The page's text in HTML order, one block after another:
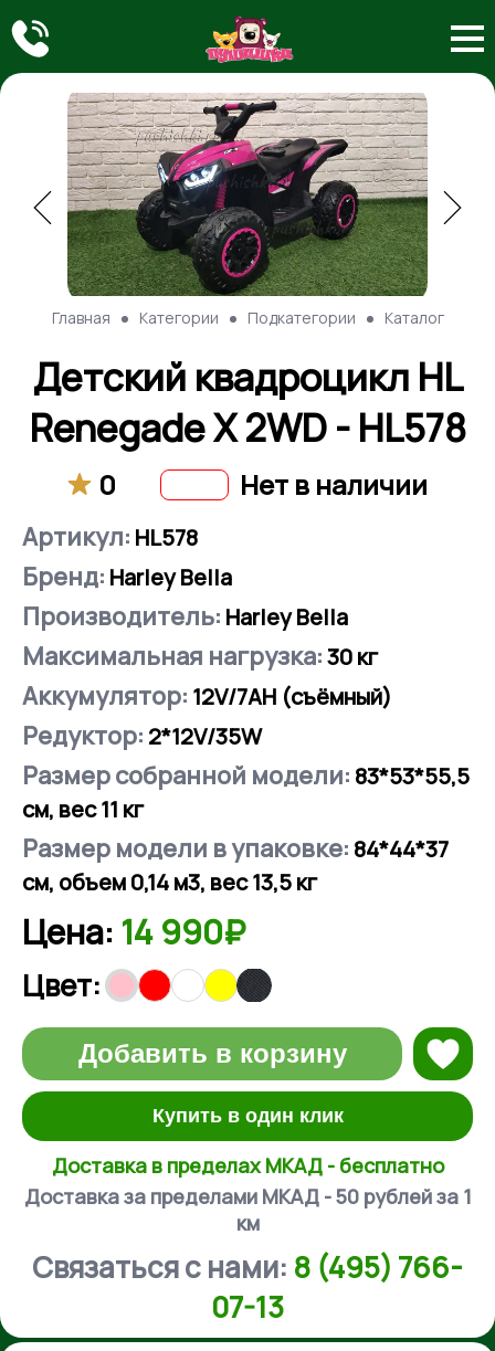
Главная Категории Подкатегории Каталог
Детский квадроцикл HL
Renegade X 2WD - HL578
0 Нет в наличии
Артикул: HL578
Бренд: Harley Bella
Производитель: Harley Bella
Максимальная нагрузка:30кг
Аккумулятор: 12V/7АН (съёмный)
Редуктор: 2*12V/35W
Размер собранной модели: 83*53*55,5
см, вес 11 кг
Размер модели в упаковке: 84*44*37
см, объем 0,14 м3, вес 13,5 кг
Цена: 14 990₽
Цвет:
Добавить в корзину
Купить в один клик
Доставка в пределах МКАД - бесплатно
Доставка за пределами МКАД - 50 рублей за 1
км
Связаться с нами: 8 (495) 766-
07-13